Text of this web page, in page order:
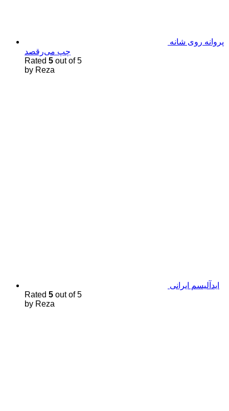
پروانه روی شانه
چپ می‌رقصد
Rated 5 out of 5
by Reza
اید‌آلیسم ایرانی
Rated 5 out of 5
by Reza